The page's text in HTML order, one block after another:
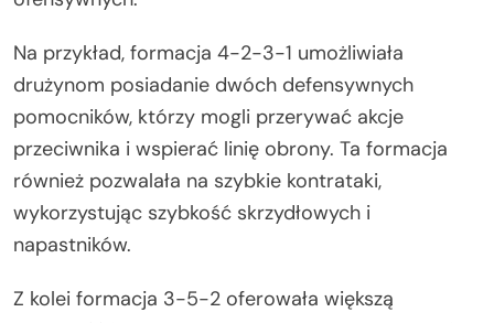
Na przykład, formacja 4-2-3-1 umożliwiała
drużynom posiadanie dwóch defensywnych
pomocników, którzy mogli przerywać akcje
przeciwnika i wspierać linię obrony. Ta formacja
również pozwalała na szybkie kontrataki,
wykorzystując szybkość skrzydłowych i
napastników.
Z kolei formacja 3-5-2 oferowała większą